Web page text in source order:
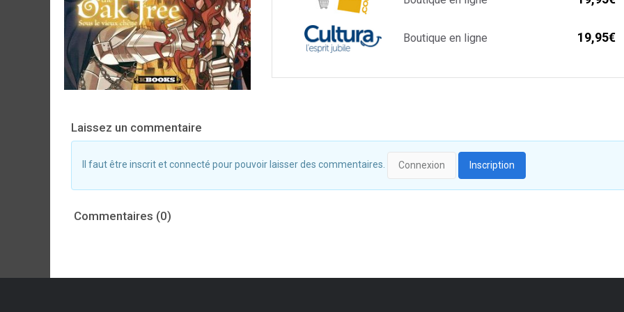
Boutique en ligne 19,95€
Laissez un commentaire
Il faut être inscrit et connecté pour pouvoir laisser des commentaires. Connexion Inscription
Commentaires (0)